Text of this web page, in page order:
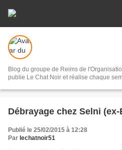
Blog du groupe de Reims de
publie Le Chat Noir et réalise chaque
Débrayage chez Selni
Publié le 25/02/2015 à 12:28
Par lechatnoir51